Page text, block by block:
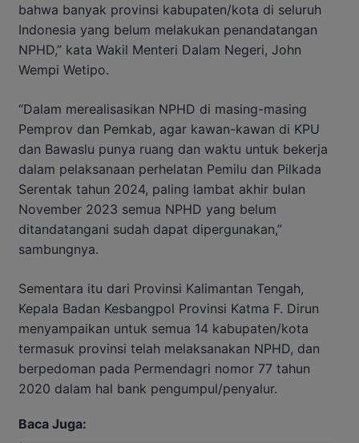
bahwa banyak provinsi kabupaten/kota di seluruh
Indonesia yang belum melakukan penandatangan
NPHD,” kata Wakil Menteri Dalam Negeri, John
Wempi Wetipo.
“Dalam merealisasikan NPHD di masing-masing
Pemprov dan Pemkab, agar kawan-kawan di KPU
dan Bawaslu punya ruang dan waktu untuk bekerja
dalam pelaksanaan perhelatan Pemilu dan Pilkada
Serentak tahun 2024, paling lambat akhir bulan
November 2023 semua NPHD yang belum
ditandatangani sudah dapat dipergunakan,”
sambungnya.
Sementara itu dari Provinsi Kalimantan Tengah,
Kepala Badan Kesbangpol Provinsi Katma F. Dirun
menyampaikan untuk semua 14 kabupaten/kota
termasuk provinsi telah melaksanakan NPHD, dan
berpedoman pada Permendagri nomor 77 tahun
2020 dalam hal bank pengumpul/penyalur.
Baca Juga: